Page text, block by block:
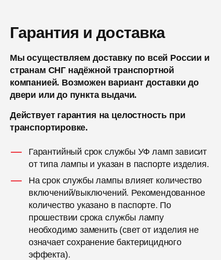
Гарантия и доставка
Мы осуществляем доставку по всей России и
странам СНГ надёжной транспортной
компанией. Возможен вариант доставки до
двери или до пункта выдачи.
Действует гарантия на целостность при
транспортировке.
Гарантийный срок службы УФ ламп зависит
от типа лампы и указан в паспорте изделия.
На срок службы лампы влияет количество
включений/выключений. Рекомендованное
количество указано в паспорте. По
прошествии срока службы лампу
необходимо заменить (свет от изделия не
означает сохранение бактерицидного
эффекта).